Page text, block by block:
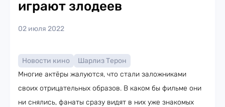
играют злодеев
02 июля 2022
Новости кино
Шарлиз Терон
Многие актёры жалуются, что стали заложниками
своих отрицательных образов. В каком бы фильме они
ни снялись, фанаты сразу видят в них уже знакомых